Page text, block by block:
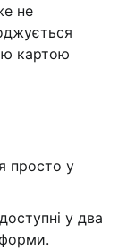
не
картою
просто у
у два